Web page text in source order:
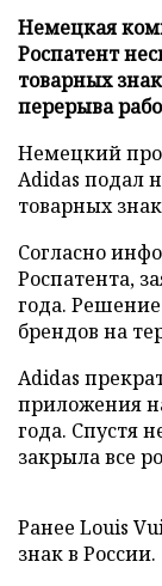
Немецкая
Роспатент
товарных
перерыва
Немецкий
Adidas подал
товарных
Согласно
Роспатента,
года.
брендов на
Adidas
приложения
года. Спустя
закрыла все
Ранее Louis
знак в России.